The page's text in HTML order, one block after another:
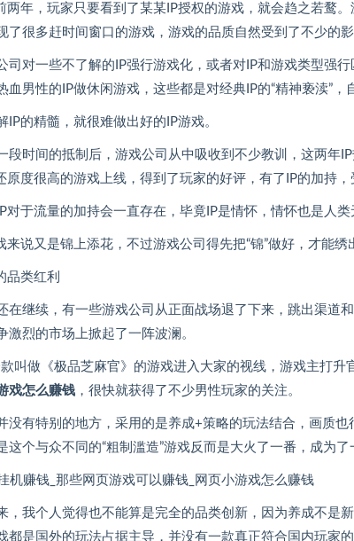
两年，玩家只要看到了某某IP授权的游戏，就会趋之若鹜
了很多赶时间窗口的游戏，游戏的品质自然受到了不少的影
司对一些不了解的IP强行游戏化，或者对IP和游戏类型强
血男性的IP做休闲游戏，这些都是对经典IP的“精神亵渎”，
IP的精髓，就很难做出好的IP游戏。
段时间的抵制后，游戏公司从中吸收到不少教训，这两年
原度很高的游戏上线，得到了玩家的好评，有了IP的加持，
对于流量的加持会一直存在，毕竟IP是情怀，情怀也是人类
来说又是锦上添花，不过游戏公司得先把“锦”做好，才能绣
品类红利
在继续，有一些游戏公司从正面战场退了下来，跳出渠道
激烈的市场上掀起了一阵波澜。
叫做《极品芝麻官》的游戏进入大家的视线，游戏主打升
戏怎么赚钱 ，很快就获得了不少男性玩家的关注。
没有特别的地方，采用的是养成+策略的玩法结合，画质
这个与众不同的“粗制滥造”游戏反而是大火了一番，成为了
，我个人觉得也不能算是完全的品类创新，因为养成不是
都是国外的玩法占据主导，并没有一款真正符合国内玩家